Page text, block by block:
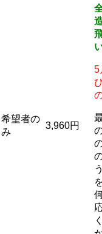
希望者の
み
3,960円
5